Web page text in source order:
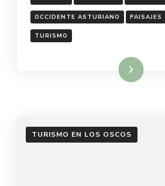
OCCIDENTE ASTURIANO PAISAJES
TURISMO
Leer más
TURISMO EN LOS OSCOS